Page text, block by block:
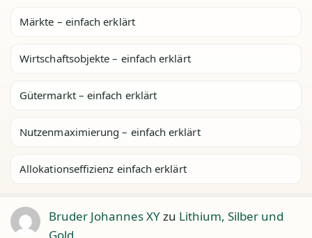
Märkte – einfach erklärt
Wirtschaftsobjekte – einfach erklärt
Gütermarkt – einfach erklärt
Nutzenmaximierung – einfach erklärt
Allokationseffizienz einfach erklärt
Bruder Johannes XYzu Lithium, Silber und